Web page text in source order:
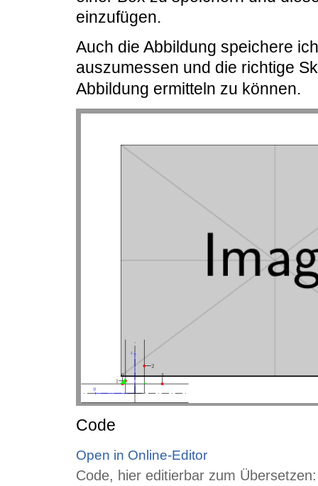
einzufügen.
Auch die Abbildung speichere
auszumessen und die richtige
Abbildung ermitteln zu können.
Code
Open in Online-Editor
Code, hier editierbar zum Übersetzen: